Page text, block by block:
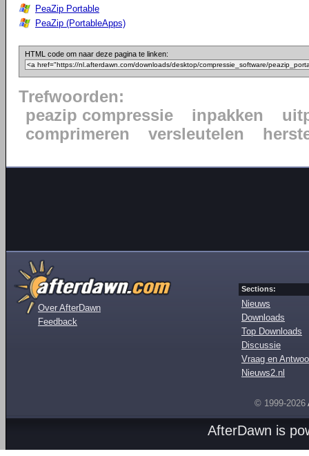
PeaZip Portable
PeaZip (PortableApps)
HTML code om naar deze pagina te linken:
Trefwoorden:
peazip compressie
inpakken
comprimeren
versleutelen
Over AfterDawn
Feedback
Sections:
Nieuws
Downloads
Top Downloads
Discussie
Vraag en
Nieuws2.nl
© 1999-2026
AfterDawn is